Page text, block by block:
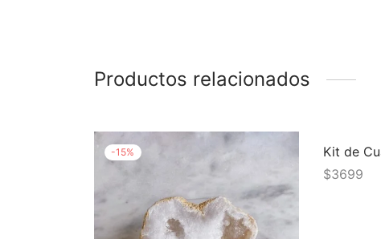
Productos relacionados
-15%
Kit de
$3699